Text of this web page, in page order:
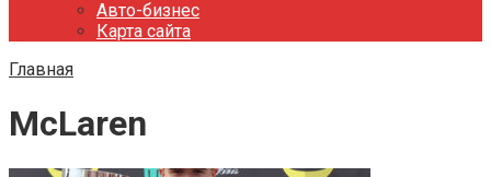
Авто-бизнес
Карта сайта
Главная
McLaren